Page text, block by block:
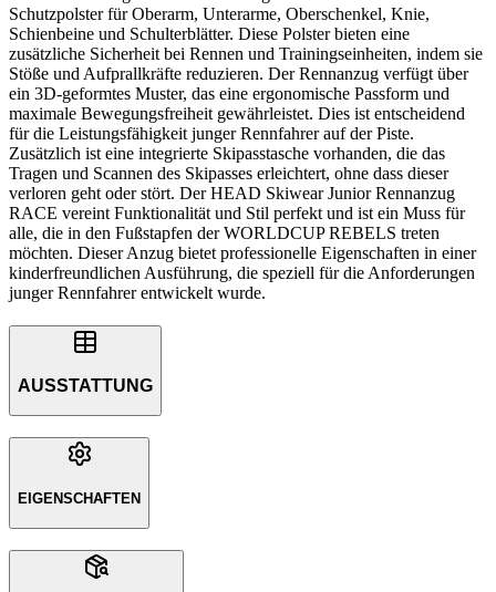
Schutzpolster für Oberarm, Unterarme, Oberschenkel, Knie,
Schienbeine und Schulterblätter. Diese Polster bieten eine
zusätzliche Sicherheit bei Rennen und Trainingseinheiten, indem sie
Stöße und Aufprallkräfte reduzieren. Der Rennanzug verfügt über
ein 3D-geformtes Muster, das eine ergonomische Passform und
maximale Bewegungsfreiheit gewährleistet. Dies ist entscheidend
für die Leistungsfähigkeit junger Rennfahrer auf der Piste.
Zusätzlich ist eine integrierte Skipasstasche vorhanden, die das
Tragen und Scannen des Skipasses erleichtert, ohne dass dieser
verloren geht oder stört. Der HEAD Skiwear Junior Rennanzug
RACE vereint Funktionalität und Stil perfekt und ist ein Muss für
alle, die in den Fußstapfen der WORLDCUP REBELS treten
möchten. Dieser Anzug bietet professionelle Eigenschaften in einer
kinderfreundlichen Ausführung, die speziell für die Anforderungen
junger Rennfahrer entwickelt wurde.
AUSSTATTUNG
EIGENSCHAFTEN